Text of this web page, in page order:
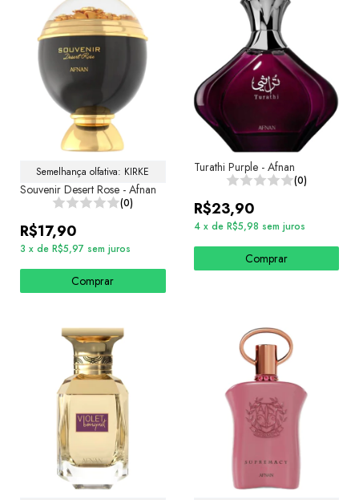
Semelhança olfativa: KIRKE
Souvenir Desert Rose - Afnan
(0)
R$17,90
3 x de R$5,97 sem juros
Comprar
Turathi Purple - Afnan
(0)
R$23,90
4 x de R$5,98 sem juros
Comprar